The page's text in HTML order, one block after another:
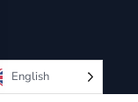
English